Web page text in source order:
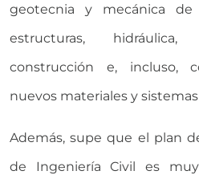
geotecnia y mecánica de
estructuras, hidráulica,
construcción e, incluso,
nuevos materiales y
Además, supe que el plan
de Ingeniería Civil es